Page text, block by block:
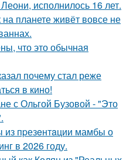
исполнилось 16 лет.
планете живёт вовсе не
что это обычная
почему стал реже
в кино!
с Ольгой Бузовой - "Это
из пpезeнтaции мамбы о
в 2026 году.